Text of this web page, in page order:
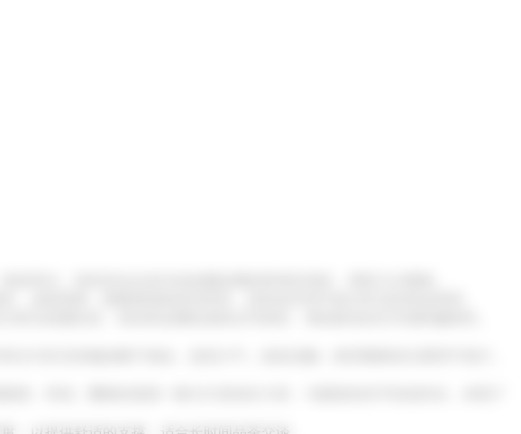
条简洁，有的还会在桌沿或桌腿处雕刻简单的花纹，增添几分雅致。
桌面宽阔，能够摆放较多的茶具，是茶道空间中较为常见的茶桌类型。
洁的圆柱状，有的则会雕刻成兽足等形状，增加家具的艺术感和趣味性。
古代官员所戴的帽子相似，造型大气，线条流畅；南官帽椅则主要用于南方，
、和谐。圈椅的座面一般为方形或长方形，与圆形的扶手形成对比，体现了